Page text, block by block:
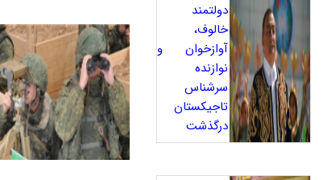
دولتمند
خالوف،
آوازخوان و
نوازنده
سرشناس
تاجیکستان
درگذشت